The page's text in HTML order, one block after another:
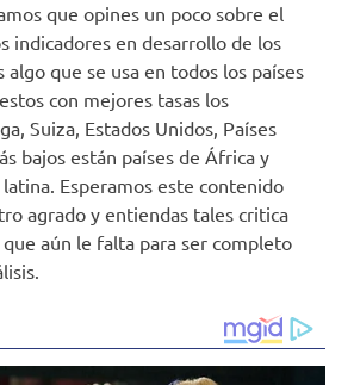
que opines un poco sobre el
indicadores en desarrollo de los
algo que se usa en todos los países
con mejores tasas los
Suiza, Estados Unidos, Países
bajos están países de África y
Esperamos este contenido
agrado y entiendas tales critica
aún le falta para ser completo